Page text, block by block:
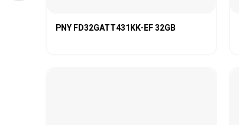
PNY FD32GATT431KK-EF 32GB